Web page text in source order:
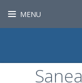
MENU